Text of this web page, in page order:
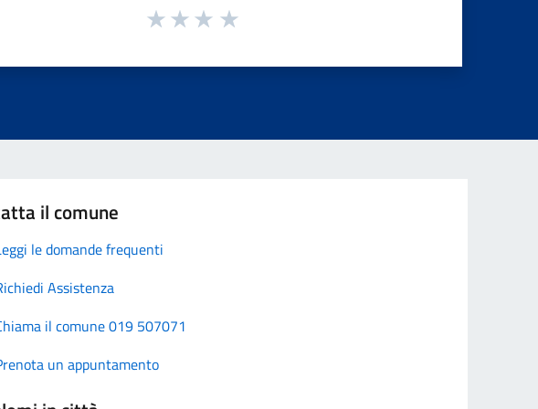
il comune
le domande frequenti
Assistenza
il comune 019 507071
un appuntamento